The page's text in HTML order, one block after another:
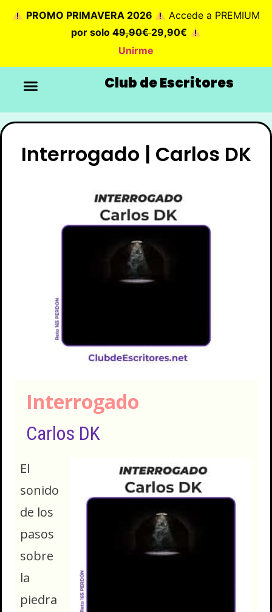
PROMO PRIMAVERA 2026
Accede a PREMIUM
por solo49,90€29,90€
Unirme
Club de Escritores
Interrogado | Carlos DK
Interrogado
Carlos DK
El
sonido
de los
pasos
sobre
la
piedra